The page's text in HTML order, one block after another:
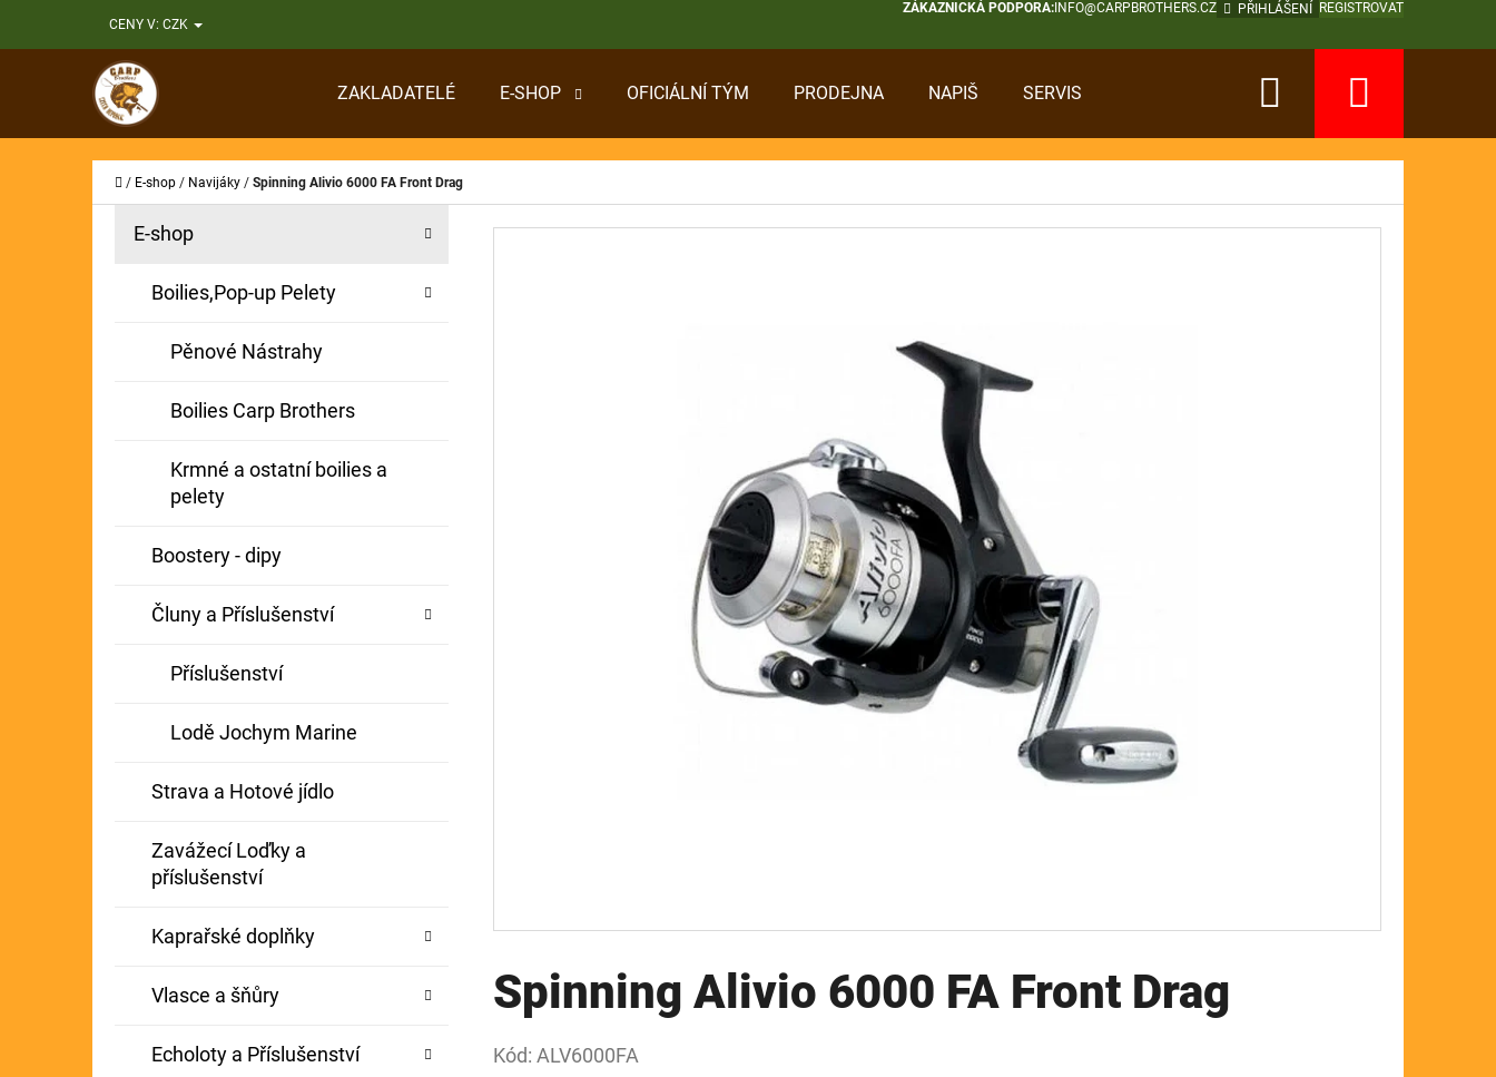
na
CENY V: CZK
ZÁKAZNICKÁ PODPORA:INFO@CARPBROTHERS.CZ PŘIHLÁŠENÍ REGISTROVAT
ZAKLADATELÉ E-SHOP OFICIÁLNÍ TÝM PRODEJNA NAPIŠ SERVIS Hledat
Domů
/ E-shop / Navijáky / Spinning Alivio 6000 FA Front Drag
Přeskočit
E-shop
Boilies,Pop-up Pelety
Pěnové Nástrahy
Boilies Carp Brothers
Krmné a ostatní boilies a
pelety
Boostery - dipy
Čluny a Příslušenství
Příslušenství
Lodě Jochym Marine
Strava a Hotové jídlo
Zavážecí Loďky a
příslušenství
Kaprařské doplňky
Vlasce a šňůry
Echoloty a Příslušenství
Spinning Alivio 6000 FA Front Drag
Kód: ALV6000FA
O
Í
Zpět
do
obchodu
Zpět
do
obchodu
CO POTŘEBUJETE NAJÍT?
HLEDAT
BOILIE RIG PLUS 25LB
Původně: 79 Kč
CYBERBARBED S OTVOREM
FOX CARP SUB FLOAT
202 Kč
Původně:
225 Kč